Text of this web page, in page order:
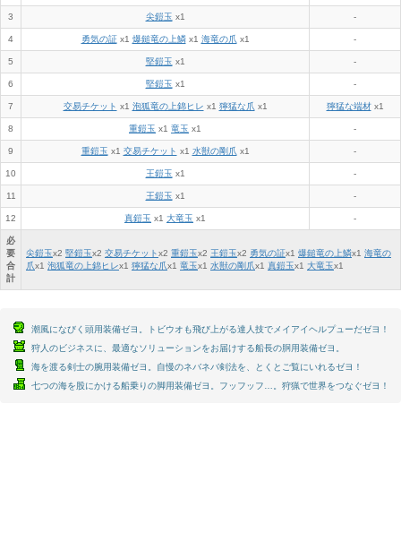
3 尖鎧玉 x1 -
4 勇気の証x1 爆鎚竜の上鱗x1 海竜の爪 x1 -
5 堅鎧玉 x1 -
6 堅鎧玉 x1 -
7 交易チケット x1 泡狐竜の上錦ヒレ x1 獰猛な爪 x1 獰猛な端材x1
8 重鎧玉 x1 竜玉 x1 -
9 重鎧玉 x1 交易チケット x1 水獣の剛爪 x1 -
10 王鎧玉 x1 -
11 王鎧玉 x1 -
12 真鎧玉 x1 大竜玉 x1 -
必
要
合
計
尖鎧玉x2 堅鎧玉x2 交易チケットx2 重鎧玉x2 王鎧玉x2 勇気の証x1 爆鎚竜の上鱗x1 海竜の
爪x1 泡狐竜の上錦ヒレx1 獰猛な爪x1 竜玉x1 水獣の剛爪x1 真鎧玉x1 大竜玉x1
潮風になびく頭用装備ゼヨ。トビウオも飛び上がる達人技でメイアイヘルプューだゼヨ！
狩人のビジネスに、最適なソリューションをお届けする船長の胴用装備ゼヨ。
海を渡る剣士の腕用装備ゼヨ。自慢のネバネバ剣法を、とくとご覧にいれるゼヨ！
七つの海を股にかける船乗りの脚用装備ゼヨ。フッフッフ…。狩猟で世界をつなぐゼヨ！